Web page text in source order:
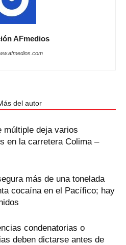
AFmedios
del autor
múltiple deja varios
en la carretera Colima –
más de una tonelada
cocaína en el Pacífico; hay
condenatorias o
deben dictarse antes de